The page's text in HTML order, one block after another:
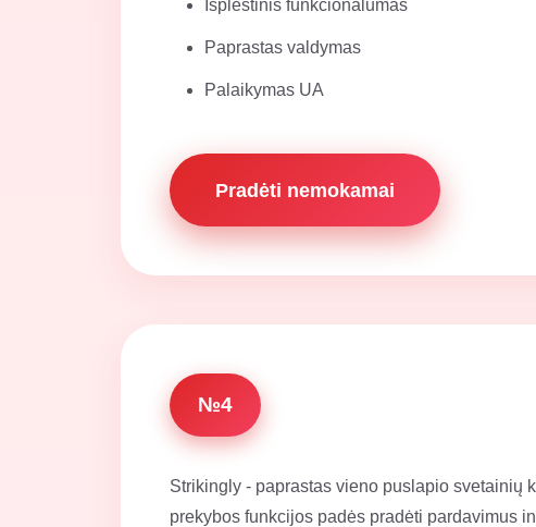
Išplėstinis funkcionalumas
Paprastas valdymas
Palaikymas UA
Pradėti nemokamai
№4
Strikingly - paprastas vieno puslapio svetainių
prekybos funkcijos padės pradėti pardavimus